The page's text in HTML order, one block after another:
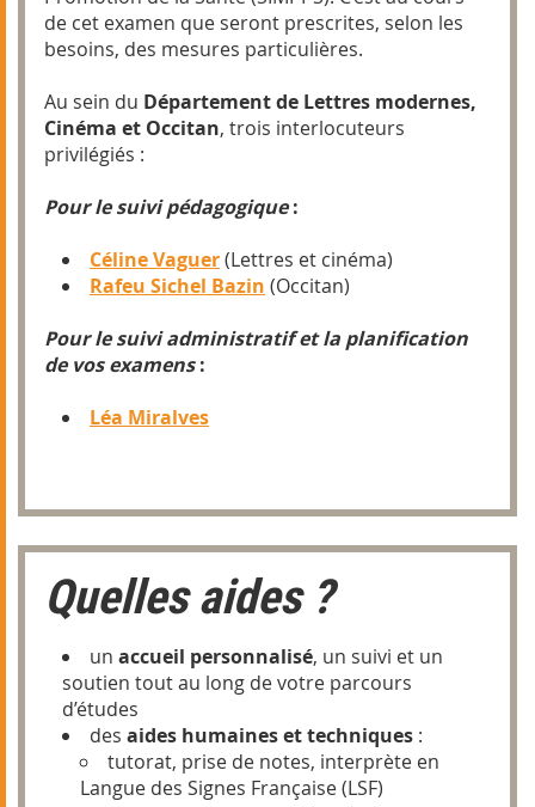
de cet examen que seront prescrites, selon les
besoins, des mesures particulières.
Au sein du Département de Lettres modernes,
Cinéma et Occitan, trois interlocuteurs
privilégiés :
Pour le suivi pédagogique:
Céline Vaguer(Lettres et cinéma)
Rafeu Sichel Bazin (Occitan)
Pour le suivi administratif et la planification
de vos examens:
Léa Miralves
Quelles aides ?
un accueil personnalisé, un suivi et un
soutien tout au long de votre parcours
d’études
des aides humaines et techniques :
tutorat, prise de notes, interprète en
Langue des Signes Française (LSF)